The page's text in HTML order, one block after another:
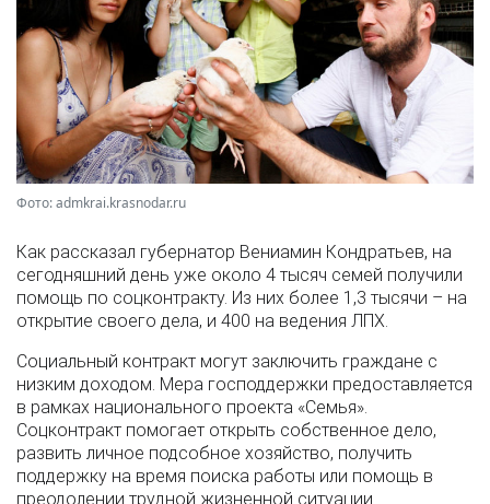
Фото: admkrai.krasnodar.ru
Как рассказал губернатор Вениамин Кондратьев, на
сегодняшний день уже около 4 тысяч семей получили
помощь по соцконтракту. Из них более 1,3 тысячи – на
открытие своего дела, и 400 на ведения ЛПХ.
Социальный контракт могут заключить граждане с
низким доходом. Мера господдержки предоставляется
в рамках национального проекта «Семья».
Соцконтракт помогает открыть собственное дело,
развить личное подсобное хозяйство, получить
поддержку на время поиска работы или помощь в
преодолении трудной жизненной ситуации.